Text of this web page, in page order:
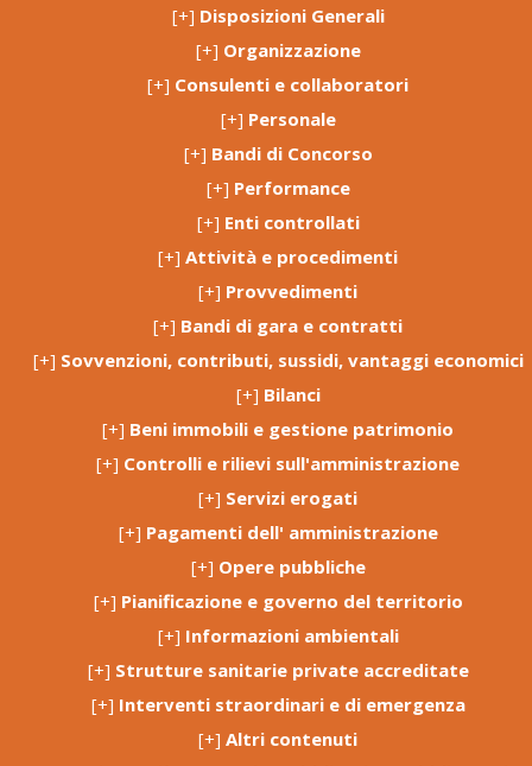
[+] Disposizioni Generali
[+] Organizzazione
[+] Consulenti e collaboratori
[+] Personale
[+] Bandi di Concorso
[+] Performance
[+] Enti controllati
[+] Attività e procedimenti
[+] Provvedimenti
[+] Bandi di gara e contratti
[+] Sovvenzioni, contributi, sussidi, vantaggi economici
[+] Bilanci
[+] Beni immobili e gestione patrimonio
[+] Controlli e rilievi sull'amministrazione
[+] Servizi erogati
[+] Pagamenti dell' amministrazione
[+] Opere pubbliche
[+] Pianificazione e governo del territorio
[+] Informazioni ambientali
[+] Strutture sanitarie private accreditate
[+] Interventi straordinari e di emergenza
[+] Altri contenuti